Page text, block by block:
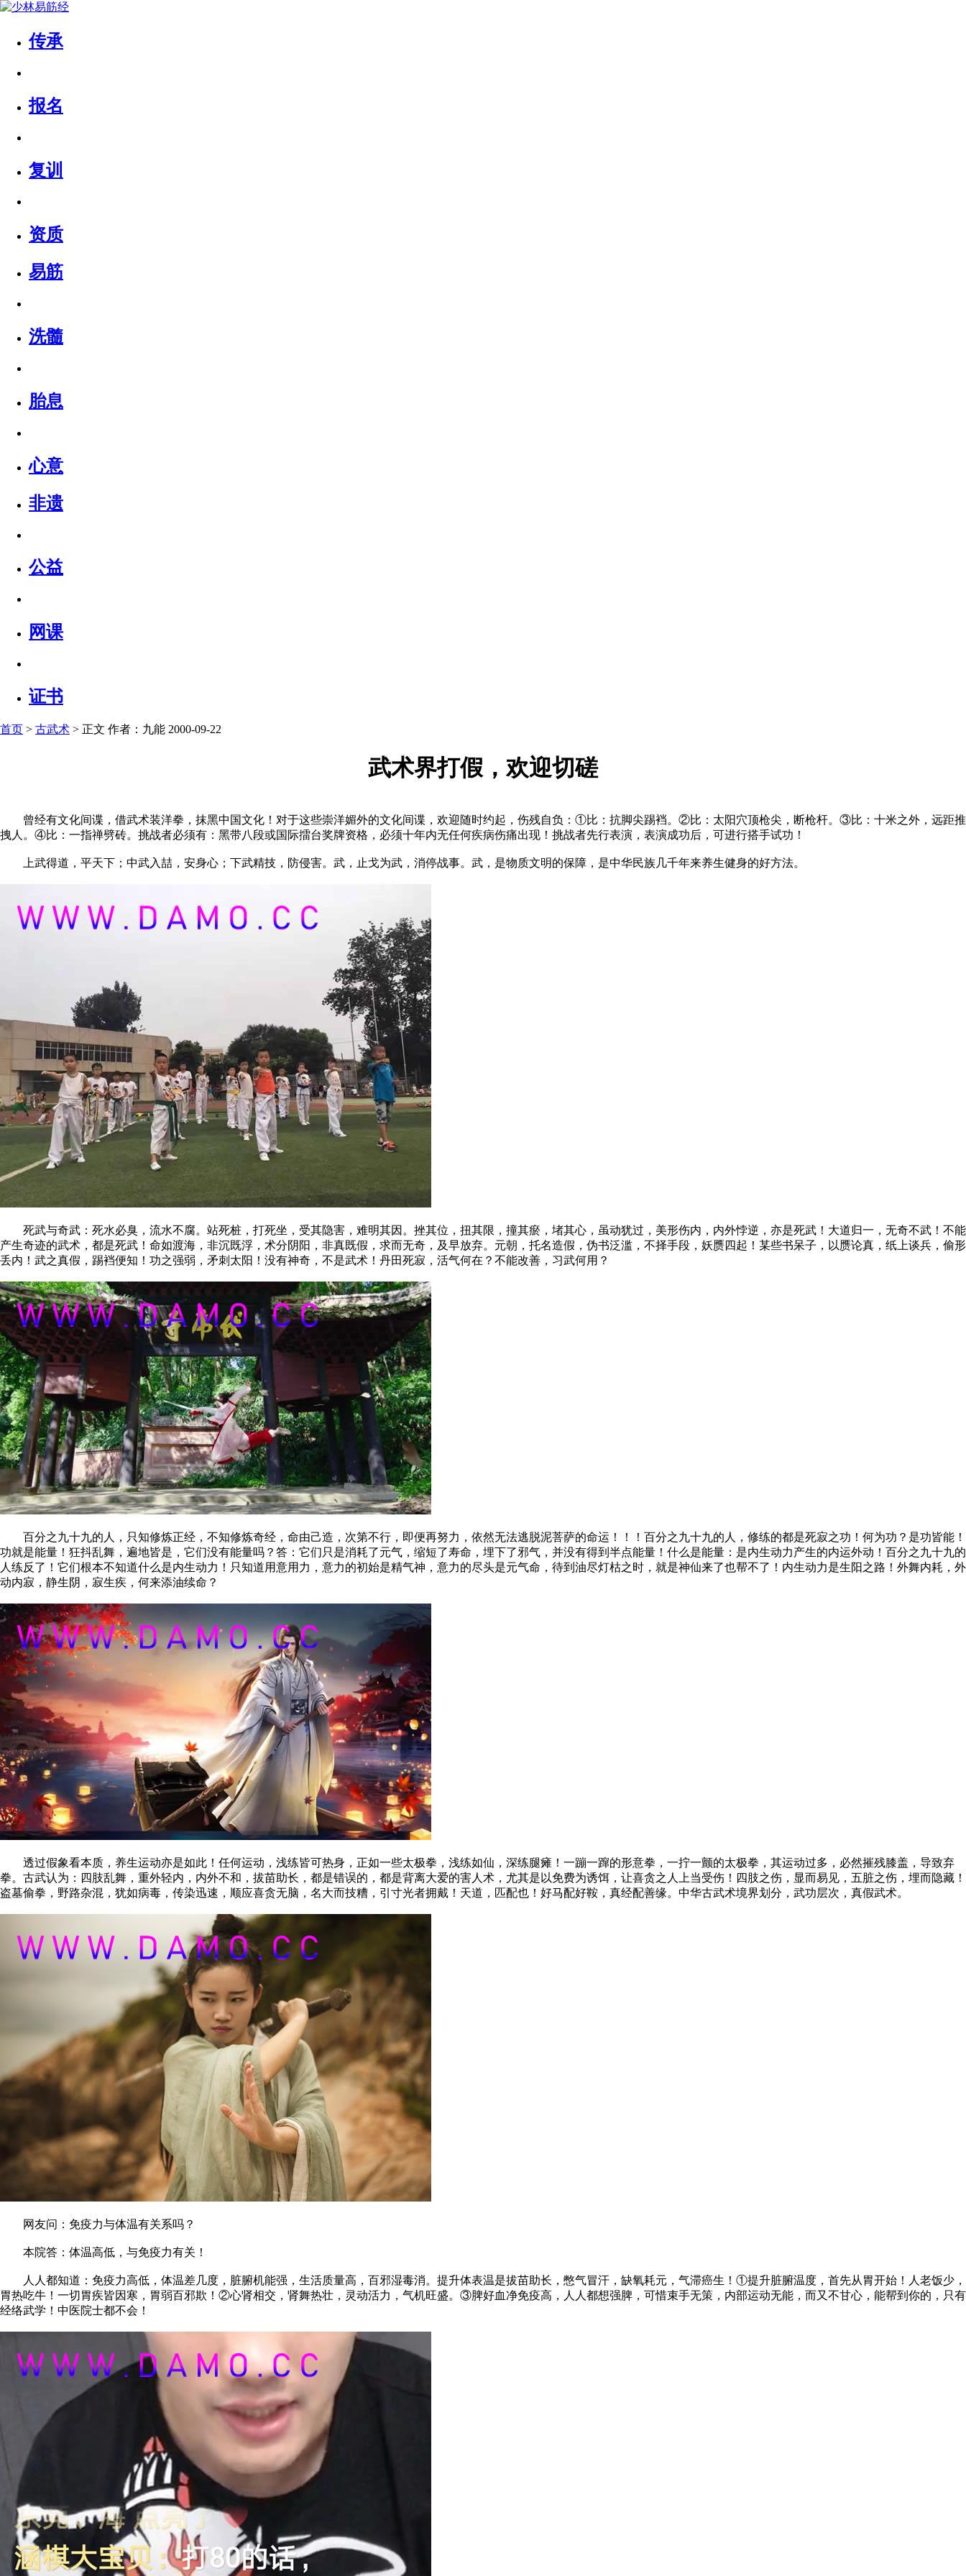
传承
报名
复训
资质
易筋
洗髓
胎息
心意
非遗
公益
网课
证书
首页 > 古武术 > 正文 作者：九能 2000-09-22
武术界打假，欢迎切磋
曾经有文化间谍，借武术装洋拳，抹黑中国文化！对于这些崇洋媚外的文化间谍，欢迎随时约起，伤残自负：①比：抗脚尖踢裆。②比：太阳穴顶枪尖，断枪杆。③比：十米之外，远距推
拽人。④比：一指禅劈砖。挑战者必须有：黑带八段或国际擂台奖牌资格，必须十年内无任何疾病伤痛出现！挑战者先行表演，表演成功后，可进行搭手试功！
上武得道，平天下；中武入喆，安身心；下武精技，防侵害。武，止戈为武，消停战事。武，是物质文明的保障，是中华民族几千年来养生健身的好方法。
死武与奇武：死水必臭，流水不腐。站死桩，打死坐，受其隐害，难明其因。挫其位，扭其限，撞其瘀，堵其心，虽动犹过，美形伤内，内外悖逆，亦是死武！大道归一，无奇不武！不能
产生奇迹的武术，都是死武！命如渡海，非沉既浮，术分阴阳，非真既假，求而无奇，及早放弃。元朝，托名造假，伪书泛滥，不择手段，妖赝四起！某些书呆子，以赝论真，纸上谈兵，偷形
丢内！武之真假，踢裆便知！功之强弱，矛刺太阳！没有神奇，不是武术！丹田死寂，活气何在？不能改善，习武何用？
百分之九十九的人，只知修炼正经，不知修炼奇经，命由己造，次第不行，即便再努力，依然无法逃脱泥菩萨的命运！！！百分之九十九的人，修练的都是死寂之功！何为功？是功皆能！
功就是能量！狂抖乱舞，遍地皆是，它们没有能量吗？答：它们只是消耗了元气，缩短了寿命，埋下了邪气，并没有得到半点能量！什么是能量：是内生动力产生的内运外动！百分之九十九的
人练反了！它们根本不知道什么是内生动力！只知道用意用力，意力的初始是精气神，意力的尽头是元气命，待到油尽灯枯之时，就是神仙来了也帮不了！内生动力是生阳之路！外舞内耗，外
动内寂，静生阴，寂生疾，何来添油续命？
透过假象看本质，养生运动亦是如此！任何运动，浅练皆可热身，正如一些太极拳，浅练如仙，深练腿瘫！一蹦一蹿的形意拳，一拧一颤的太极拳，其运动过多，必然摧残膝盖，导致弃
拳。古武认为：四肢乱舞，重外轻内，内外不和，拔苗助长，都是错误的，都是背离大爱的害人术，尤其是以免费为诱饵，让喜贪之人上当受伤！四肢之伤，显而易见，五脏之伤，埋而隐藏！
盗墓偷拳，野路杂混，犹如病毒，传染迅速，顺应喜贪无脑，名大而技糟，引寸光者拥戴！天道，匹配也！好马配好鞍，真经配善缘。中华古武术境界划分，武功层次，真假武术。
网友问：免疫力与体温有关系吗？
本院答：体温高低，与免疫力有关！
人人都知道：免疫力高低，体温差几度，脏腑机能强，生活质量高，百邪湿毒消。提升体表温是拔苗助长，憋气冒汗，缺氧耗元，气滞癌生！①提升脏腑温度，首先从胃开始！人老饭少，
胃热吃牛！一切胃疾皆因寒，胃弱百邪欺！②心肾相交，肾舞热壮，灵动活力，气机旺盛。③脾好血净免疫高，人人都想强脾，可惜束手无策，内部运动无能，而又不甘心，能帮到你的，只有
经络武学！中医院士都不会！